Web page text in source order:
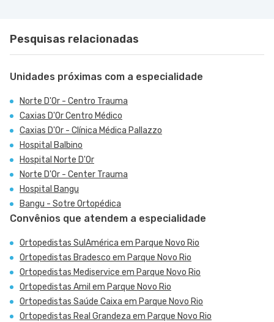
Pesquisas relacionadas
Unidades próximas com a especialidade
Norte D'Or - Centro Trauma
Caxias D'Or Centro Médico
Caxias D'Or - Clínica Médica Pallazzo
Hospital Balbino
Hospital Norte D'Or
Norte D'Or - Center Trauma
Hospital Bangu
Bangu - Sotre Ortopédica
Convênios que atendem a especialidade
Ortopedistas SulAmérica em Parque Novo Rio
Ortopedistas Bradesco em Parque Novo Rio
Ortopedistas Mediservice em Parque Novo Rio
Ortopedistas Amil em Parque Novo Rio
Ortopedistas Saúde Caixa em Parque Novo Rio
Ortopedistas Real Grandeza em Parque Novo Rio